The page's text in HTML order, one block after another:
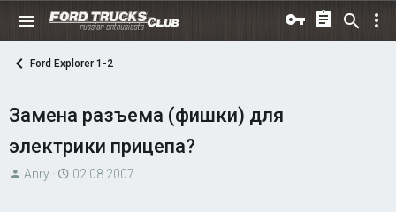
Ford Explorer 1-2
Замена разъема (фишки) для
электрики прицепа?
А
Anry
Д
02.08.2007